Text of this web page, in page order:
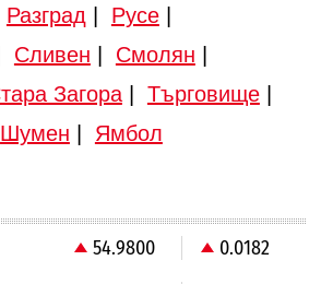
Разград Русе|
Сливен Смолян
Загора| Търговище|
Шумен Ямбол
54.9800
0.0182